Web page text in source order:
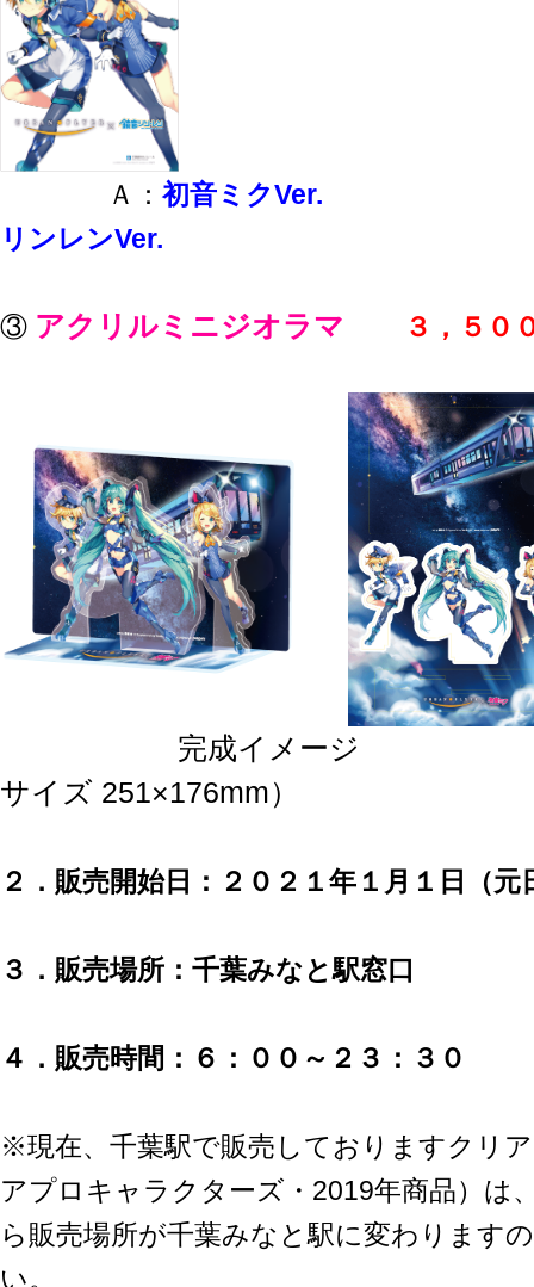
Ａ： 初音ミクVer.
リンレンVer.
③ アクリルミニジオラマ ３，５０
完成イメージ （
サイズ 251×176mm）
２．販売開始日：２０２１年１月１日（元
３．販売場所：千葉みなと駅窓口
４．販売時間：６：００～２３：３０
※現在、千葉駅で販売しておりますクリ
アプロキャラクターズ・2019年商品）は
ら販売場所が千葉みなと駅に変わります
い。